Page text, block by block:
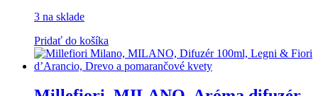
3 na sklade
Pridať do košíka